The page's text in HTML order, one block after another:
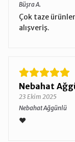
Büşra A.
Çok taze
alışveriş.
Nebahat
23 Ekim 2025
Nebahat Ağgünlü
❤️